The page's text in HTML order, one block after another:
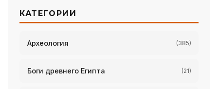
КАТЕГОРИИ
Археология (385)
Боги древнего Египта (21)